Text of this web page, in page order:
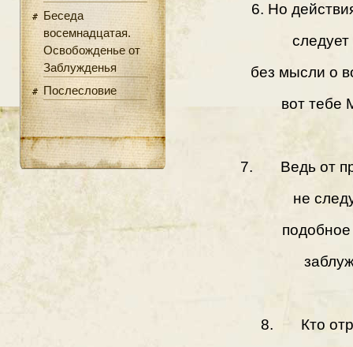
Беседа
восемнадцатая.
Освобожденье от
Заблужденья
Послесловие
6. Но
без мысли о
вот тебе
7. Ведь от
не
8. Кто